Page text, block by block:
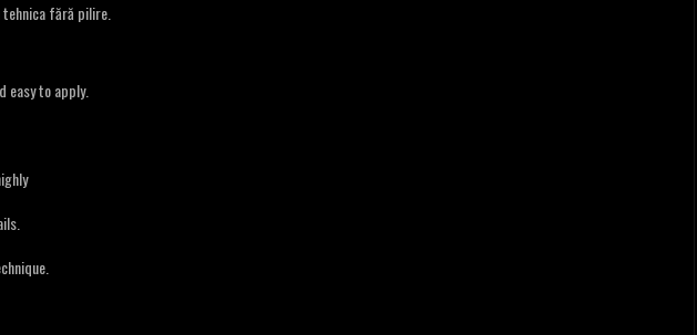
fără pilire.
easy to apply.